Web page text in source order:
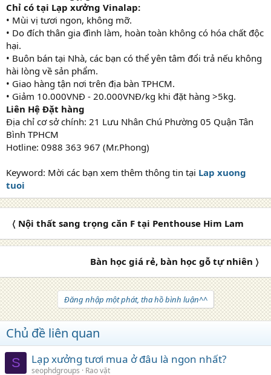
Chỉ có tại Lạp xưởng Vinalap:
• Mùi vị tươi ngon, không mỡ.
• Do đích thân gia đình làm, hoàn toàn không có hóa chất độc
hại.
• Buôn bán tại Nhà, các bạn có thể yên tâm đổi trả nếu không
hài lòng về sản phẩm.
• Giao hàng tận nơi trên địa bàn TPHCM.
• Giảm 10.000VNĐ - 20.000VNĐ/kg khi đặt hàng >5kg.
Liên Hệ Đặt hàng
Địa chỉ cơ sở chính: 21 Lưu Nhân Chú Phường 05 Quận Tân
Bình TPHCM
Hotline: 0988 363 967 (Mr.Phong)
Keyword: Mời các bạn xem thêm thông tin tại Lap xuong
tuoi
〈 Nội thất sang trọng căn F tại Penthouse Him Lam
Bàn học giá rẻ, bàn học gỗ tự nhiên 〉
Đăng nhập một phát, tha hồ bình luận^^
Chủ đề liên quan
S Lạp xưởng tươi mua ở đâu là ngon nhất?
seophdgroups
Rao vặt